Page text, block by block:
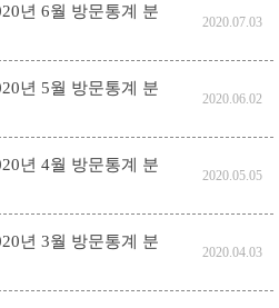
년 6월 방문통계 분
2020.07.03
년 5월 방문통계 분
2020.06.02
년 4월 방문통계 분
2020.05.05
년 3월 방문통계 분
2020.04.03